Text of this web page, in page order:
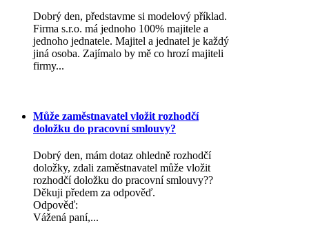
Dobrý den, představme si modelový příklad.
Firma s.r.o. má jednoho 100% majitele a
jednoho jednatele. Majitel a jednatel je každý
jiná osoba. Zajímalo by mě co hrozí majiteli
firmy...
Může zaměstnavatel vložit rozhodčí
doložku do pracovní smlouvy?
Dobrý den, mám dotaz ohledně rozhodčí
doložky, zdali zaměstnavatel může vložit
rozhodčí doložku do pracovní smlouvy??
Děkuji předem za odpověď.
Odpověď:
Vážená paní,...